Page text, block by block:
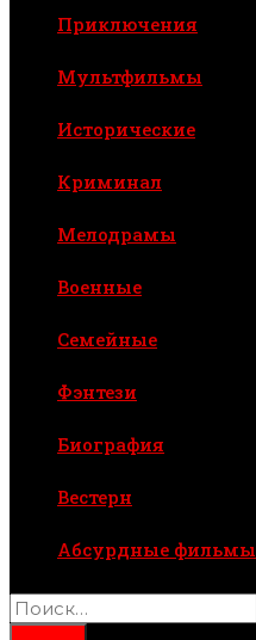
Приключения
Мультфильмы
Исторические
Криминал
Мелодрамы
Военные
Семейные
Фэнтези
Биография
Вестерн
Абсурдные фильмы
Найти: